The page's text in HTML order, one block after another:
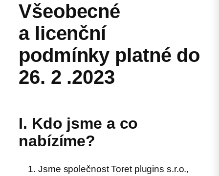
Všeobecné
a licenční
podmínky platné do
26. 2 .2023
I. Kdo jsme a co
nabízíme?
Jsme společnost Toret plugins s.r.o.,